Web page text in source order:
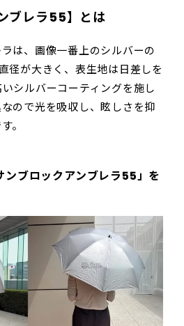
ブレラ55】とは
は、画像一番上のシルバーの
径が大きく、表生地は日差しを
シルバーコーティングを施し
ので光を吸収し、眩しさを抑
。
ブロックアンブレラ55」を